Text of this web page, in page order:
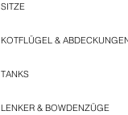
SITZE
KOTFLÜGEL & ABDECKUNGEN
TANKS
LENKER & BOWDENZÜGE